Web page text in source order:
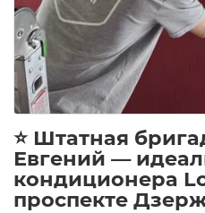
⭐ Штатная
Евгений —
кондиционера
проспекте